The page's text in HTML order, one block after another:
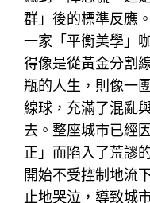
群」後的標準反應
一家「平衡美學」
得像是從黃金分割
瓶的人生，則像一
線球，充滿了混亂
去。整座城市已經
正」而陷入了荒謬
開始不受控制地流
止地哭泣，導致城